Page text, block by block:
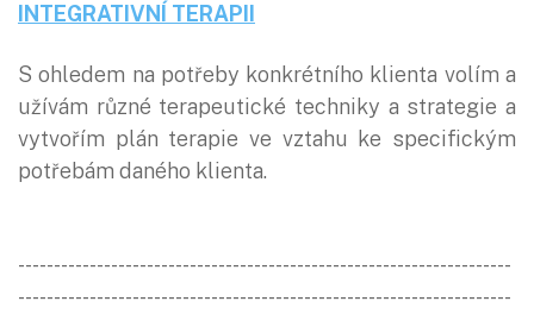
INTEGRATIVNÍ TERAPII
S ohledem na potřeby konkrétního klienta volím a
užívám různé terapeutické techniky a strategie a
vytvořím plán terapie ve vztahu ke specifickým
potřebám daného klienta.
---------------------------------------------------------------------
---------------------------------------------------------------------